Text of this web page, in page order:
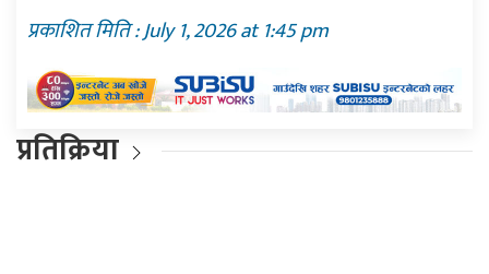
प्रकाशित मिति : July 1, 2026 at 1:45 pm
प्रतिक्रिया